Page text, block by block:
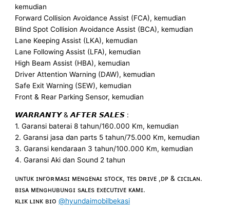
kemudian
Forward Collision Avoidance Assist (FCA), kemudian
Blind Spot Collision Avoidance Assist (BCA), kemudian
Lane Keeping Assist (LKA), kemudian
Lane Following Assist (LFA), kemudian
High Beam Assist (HBA), kemudian
Driver Attention Warning (DAW), kemudian
Safe Exit Warning (SEW), kemudian
Front & Rear Parking Sensor, kemudian
𝙒𝘼𝙍𝙍𝘼𝙉𝙏𝙔 & 𝘼𝙁𝙏𝙀𝙍 𝙎𝘼𝙇𝙀𝙎 :
1. Garansi baterai 8 tahun/160.000 Km, kemudian
2. Garansi jasa dan parts 5 tahun/75.000 Km, kemudian
3. Garansi kendaraan 3 tahun/100.000 Km, kemudian
4. Garansi Aki dan Sound 2 tahun
ᴜɴᴛᴜᴋ ɪɴғᴏʀᴍᴀsɪ ᴍᴇɴɢᴇɴᴀɪ sᴛᴏᴄᴋ, ᴛᴇs ᴅʀɪᴠᴇ ,ᴅᴘ & ᴄɪᴄɪʟᴀɴ.
ʙɪsᴀ ᴍᴇɴɢʜᴜʙᴜɴɢɪ sᴀʟᴇs ᴇxᴇᴄᴜᴛɪᴠᴇ ᴋᴀᴍɪ.
ᴋʟɪᴋ ʟɪɴᴋ ʙɪᴏ@hyundaimobilbekasi